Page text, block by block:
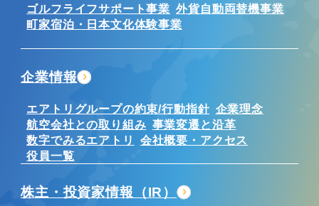
ゴルフライフサポート事業 外貨自動両替機事業
町家宿泊・日本文化体験事業
企業情報
エアトリグループの約束/行動指針 企業理念
航空会社との取り組み 事業変遷と沿革
数字でみるエアトリ
会社概要・アクセス
役員一覧
株主・投資家情報（IR）